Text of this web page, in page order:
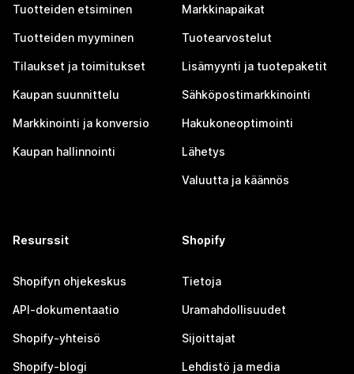
Tuotteiden etsiminen
Tuotteiden myyminen
Tilaukset ja toimitukset
Kaupan suunnittelu
Markkinointi ja konversio
Kaupan hallinnointi
Markkinapaikat
Tuotearvostelut
Lisämyynti ja tuotepaketit
Sähköpostimarkkinointi
Hakukoneoptimointi
Lähetys
Valuutta ja käännös
Resurssit
Shopifyn ohjekeskus
API-dokumentaatio
Shopify-yhteisö
Shopify-blogi
Shopify
Tietoja
Uramahdollisuudet
Sijoittajat
Lehdistö ja media